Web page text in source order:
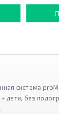
система
дети, без